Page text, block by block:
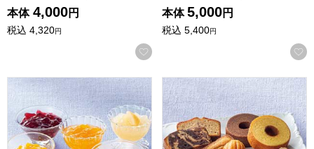
本体 4,000円
税込 4,320円
お気に入りに登録する
本体 5,000円
税込 5,400円
パティスリー キハチ デザートゼリー8個入【夏の贈りもの
パティスリー キハチ 焼菓子